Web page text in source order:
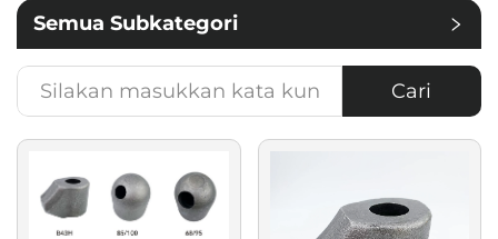
Semua Subkategori
Cari